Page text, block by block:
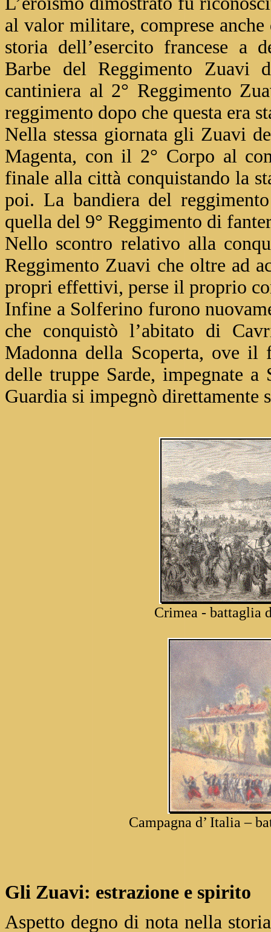
al valor militare, comprese
storia dell’esercito francese a
Barbe del Reggimento Zuavi
cantiniera al 2° Reggimento
reggimento dopo che questa era
Nella stessa giornata gli Zuavi
Magenta, con il 2° Corpo al
finale alla città conquistando la
poi. La bandiera del
quella del 9° Reggimento di
Nello scontro relativo alla
Reggimento Zuavi che oltre ad
propri effettivi, perse il proprio
Infine a Solferino furono
che conquistò l’abitato di
Madonna della Scoperta, ove il
delle truppe Sarde, impegnate
Guardia si impegnò direttamente
Crimea - battaglia
Campagna d’ Italia –
Gli Zuavi: estrazione e spirito
Aspetto degno di nota nella